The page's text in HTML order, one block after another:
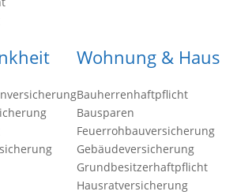
Wohnung & Haus
Bauherrenhaftpflicht
Bausparen
Feuerrohbauversicherung
Gebäudeversicherung
Grundbesitzerhaftpflicht
Hausratversicherung